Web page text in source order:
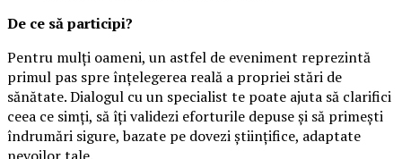
De ce să participi?
Pentru mulți oameni, un astfel de eveniment reprezintă
primul pas spre înțelegerea reală a propriei stări de
sănătate. Dialogul cu un specialist te poate ajuta să clarifici
ceea ce simți, să îți validezi eforturile depuse și să primești
îndrumări sigure, bazate pe dovezi științifice, adaptate
nevoilor tale.